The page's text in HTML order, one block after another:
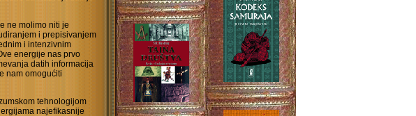
ne molimo niti je
i prepisivanjem
i intenzivnim
energije nas prvo
datih informacija
nam omogućiti
tehnologijom
najefikasnije